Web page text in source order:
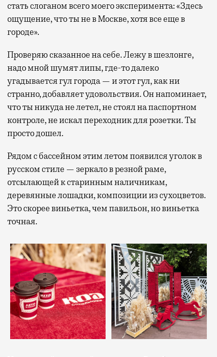
стать слоганом всего моего эксперимента: «Здесь
ощущение, что ты не в Москве, хотя все еще в
городе».
Проверяю сказанное на себе. Лежу в шезлонге,
надо мной шумят липы, где-то далеко
угадывается гул города — и этот гул, как ни
странно, добавляет удовольствия. Он напоминает,
что ты никуда не летел, не стоял на паспортном
контроле, не искал переходник для розетки. Ты
просто дошел.
Рядом с бассейном этим летом появился уголок в
русском стиле — зеркало в резной раме,
отсылающей к старинным наличникам,
деревянные лошадки, композиции из сухоцветов.
Это скорее виньетка, чем павильон, но виньетка
точная.